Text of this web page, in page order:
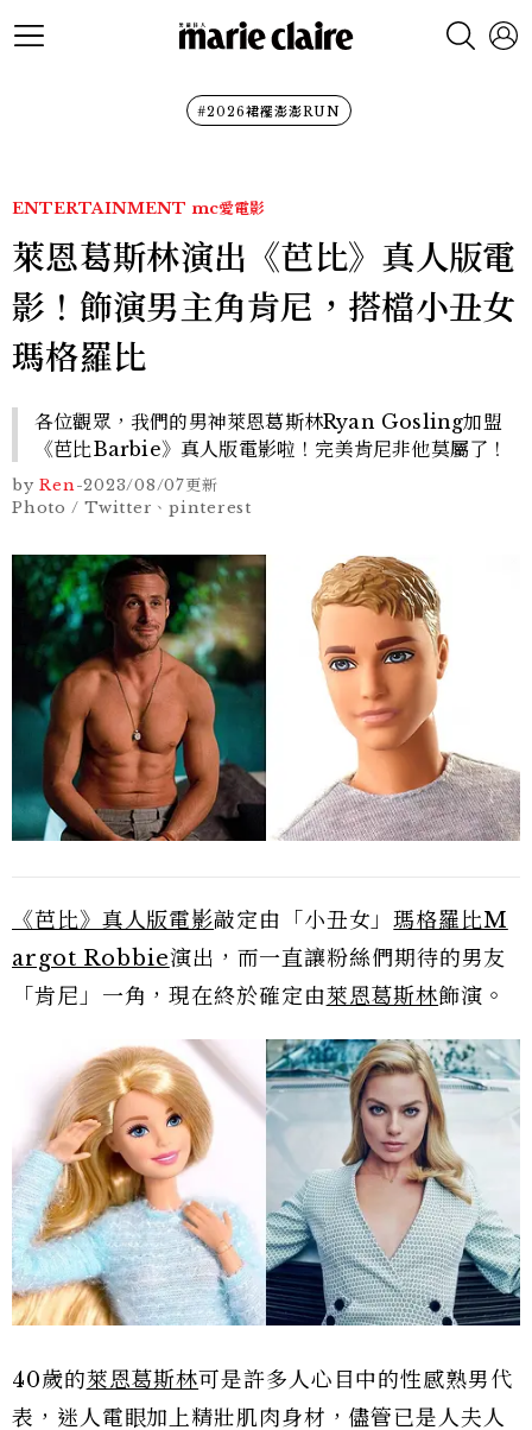
#2026裙襬澎澎RUN
ENTERTAINMENT mc愛電影
萊恩葛斯林演出《芭比》真人版電
影！飾演男主角肯尼，搭檔小丑女
瑪格羅比
各位觀眾，我們的男神萊恩葛斯林Ryan Gosling加盟
《芭比Barbie》真人版電影啦！完美肯尼非他莫屬了！
by Ren-2023/08/07更新
Photo / Twitter、pinterest
《芭比》真人版電影敲定由「小丑女」瑪格羅比M
argot Robbie演出，而一直讓粉絲們期待的男友
「肯尼」一角，現在終於確定由萊恩葛斯林飾演。
40歲的萊恩葛斯林可是許多人心目中的性感熟男代
表，迷人電眼加上精壯肌肉身材，儘管已是人夫人